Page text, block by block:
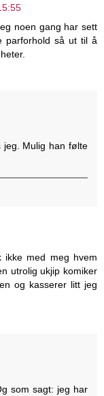
noen gang har sett
parforhold så ut til å
jeg. Mulig han følte
ikke med meg hvem
utrolig ukjip komiker
og kasserer litt jeg
som sagt: jeg har